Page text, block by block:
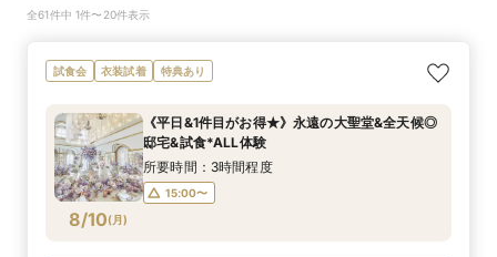
全61件中 1件〜20件表示
試食会 衣装試着 特典あり
8/10(月)
《平日&1件目がお得★》永遠の大聖堂&全天候◎
邸宅&試食*ALL体験
所要時間：3時間程度
15:00〜